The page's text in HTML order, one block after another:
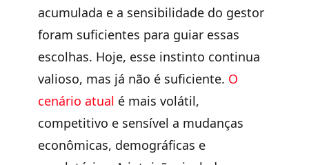
acumulada e a sensibilidade do gestor
foram suficientes para guiar essas
escolhas. Hoje, esse instinto continua
valioso, mas já não é suficiente. O
cenário atual é mais volátil,
competitivo e sensível a mudanças
econômicas, demográficas e